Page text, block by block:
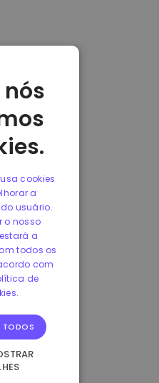
nós
cookies
a
usuário.
o nosso
a
todos os
com
de
TODOS